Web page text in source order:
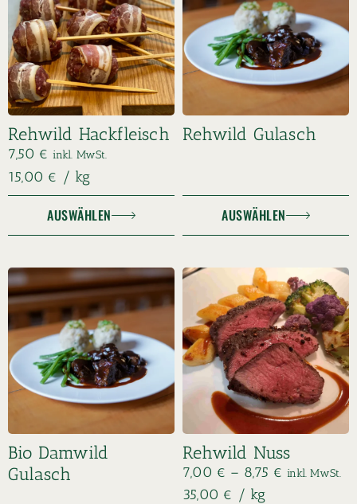
Rehwild Hackfleisch
7,50 € inkl. MwSt.
15,00 € / kg
AUSWÄHLEN
Rehwild Gulasch
AUSWÄHLEN
Bio Damwild
Gulasch
Rehwild Nuss
7,00 € – 8,75 € inkl. MwSt.
35,00 € / kg